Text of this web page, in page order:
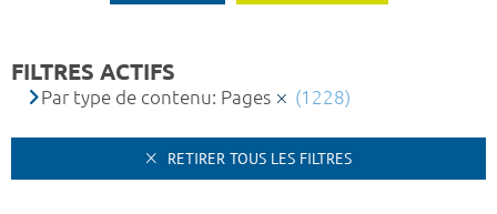
FILTRES ACTIFS
Par type de contenu: Pages (1228)
RETIRER TOUS LES FILTRES